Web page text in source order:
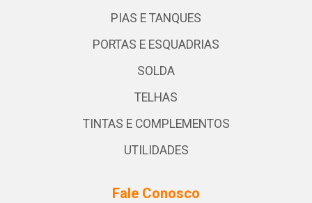
PIAS E TANQUES
PORTAS E ESQUADRIAS
SOLDA
TELHAS
TINTAS E COMPLEMENTOS
UTILIDADES
Fale Conosco